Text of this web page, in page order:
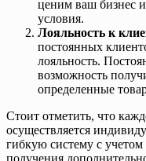
ценим ваш бизнес
условия.
Лояльность к
постоянных
лояльность.
возможность
определенные
Стоит отметить, что
осуществляется
гибкую систему с
получения